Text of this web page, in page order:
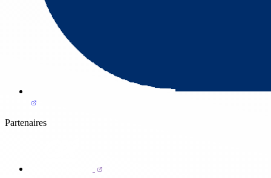
Partenaires